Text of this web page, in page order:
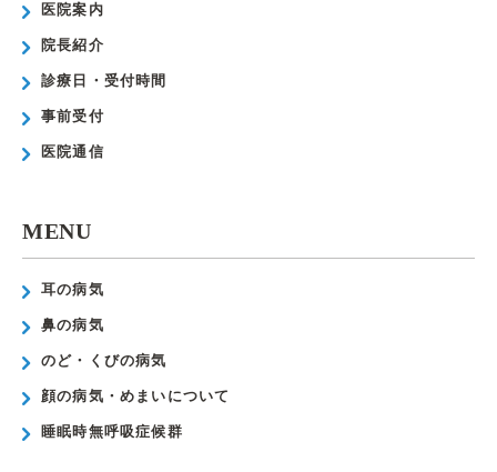
医院案内
院長紹介
診療日・受付時間
事前受付
医院通信
MENU
耳の病気
鼻の病気
のど・くびの病気
顔の病気・めまいについて
睡眠時無呼吸症候群